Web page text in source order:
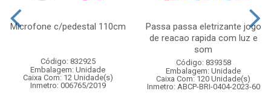
Microfone c/pedestal 110cm
Código: 832925
Embalagem: Unidade
Caixa Com: 12 Unidade(s)
Inmetro: 006765/2019
Passa passa eletrizante jogo
de reacao rapida com luz e
som
Código: 839358
Embalagem: Unidade
Caixa Com: 120 Unidade(s)
Inmetro: ABCP-BRI-0404-2023-60